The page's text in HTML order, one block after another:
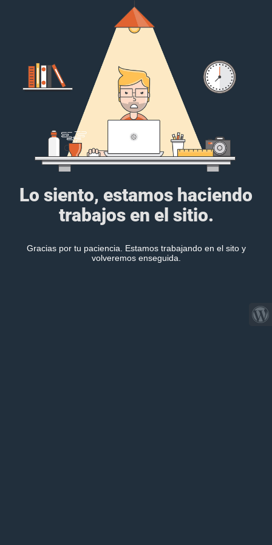
Lo siento, estamos haciendo
trabajos en el sitio.
Gracias por tu paciencia. Estamos trabajando en el sito y
volveremos enseguida.